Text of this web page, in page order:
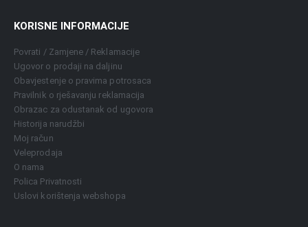
KORISNE INFORMACIJE
Povrati / Zamjene / Reklamacije
Ugovor o prodaji na daljinu
Obavjestenje o pravima potrosaca
Pravilnik o rješavanju reklamacija
Obrazac za odustanak od ugovora
Historija narudžbi
Moj račun
Veleprodaja
O nama
Polica Privatnosti
Uslovi korištenja webshopa